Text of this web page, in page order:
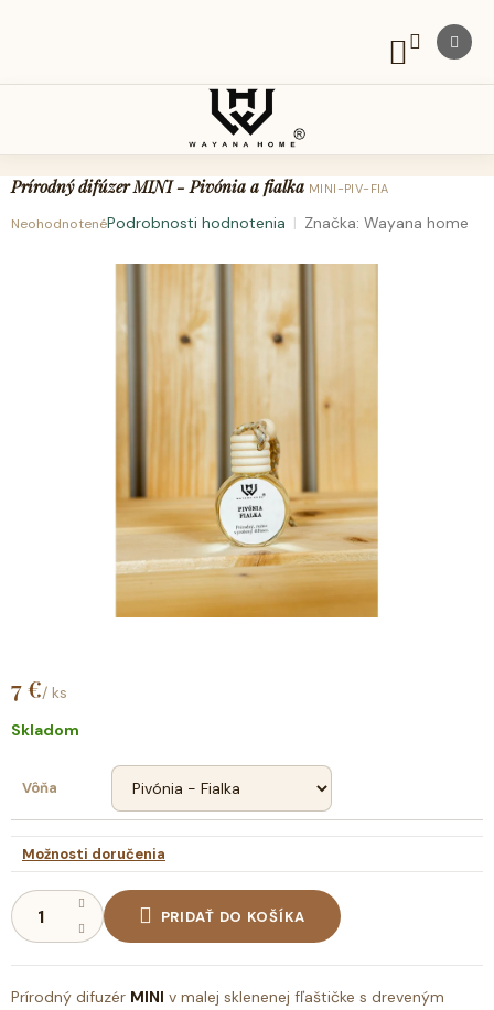
NÁKUPNÝ
KOŠÍK
Prírodný difúzer MINI - Pivónia a fialka MINI-PIV-FIA
Priemerné
NeohodnotenéPodrobnosti hodnotenia Značka:Wayana home
7 €/ ks
cena:
Skladom
Vôňa
Možnosti doručenia
PRIDAŤ DO KOŠÍKA
Prírodný difuzér MINI v malej sklenenej fľaštičke s dreveným